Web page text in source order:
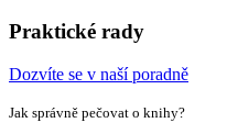
Praktické rady
Dozvíte se v naší poradně
Jak správně pečovat o knihy?